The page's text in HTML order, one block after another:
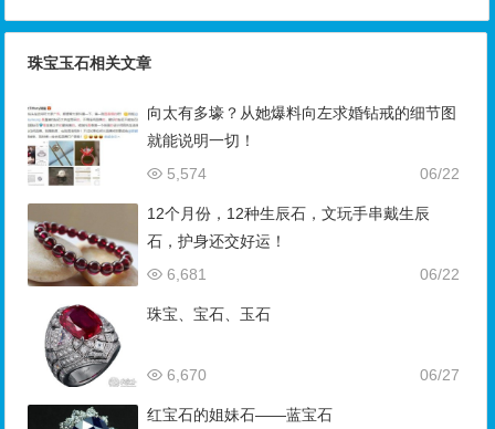
珠宝玉石相关文章
向太有多壕？从她爆料向左求婚钻戒的细节图
就能说明一切！
06/22
5,574
12个月份，12种生辰石，文玩手串戴生辰
石，护身还交好运！
06/22
6,681
珠宝、宝石、玉石
06/27
6,670
红宝石的姐妹石——蓝宝石